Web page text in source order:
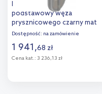
Hansgrohe sBox E zestaw
podstawowy węża
prysznicowego czarny mat
28010670
Dostępność: na zamówienie
1 941,68 zł
Cena kat.: 3 236,13 zł